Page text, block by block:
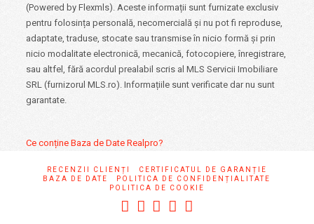
(Powered by Flexmls). Aceste informații sunt furnizate exclusiv
pentru folosința personală, necomercială și nu pot fi reproduse,
adaptate, traduse, stocate sau transmise în nicio formă și prin
nicio modalitate electronică, mecanică, fotocopiere, înregistrare,
sau altfel, fără acordul prealabil scris al MLS Servicii Imobiliare
SRL (furnizorul MLS.ro). Informațiile sunt verificate dar nu sunt
garantate.
Ce conține Baza de Date Realpro?
RECENZII CLIENȚI
CERTIFICATUL DE GARANȚIE
BAZA DE DATE
POLITICA DE CONFIDENȚIALITATE
POLITICA DE COOKIE